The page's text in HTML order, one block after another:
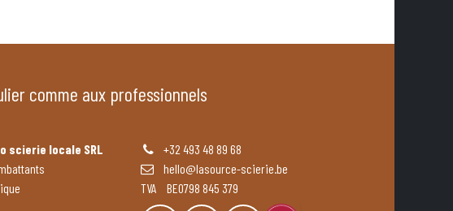
comme aux professionnels
scierie locale SRL
+32 493 48 89 68
hello@lasource-scierie.be
TVA BE0798 845 379